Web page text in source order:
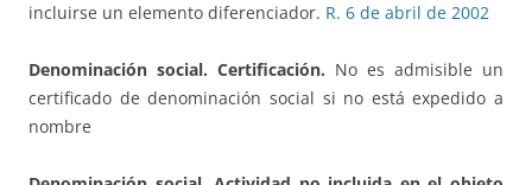
incluirse un elemento diferenciador. R. 6 de abril de 2002
Denominación social. Certificación. No es admisible un
certificado de denominación social si no está expedido a
nombre